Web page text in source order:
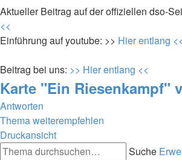
Aktueller Beitrag auf der offiziellen dso-
<<
Einführung auf youtube: >> Hier entlang
Beitrag bei uns: >> Hier entlang <<
Karte "Ein Riesenkampf"
Antworten
Thema weiterempfehlen
Druckansicht
Suche